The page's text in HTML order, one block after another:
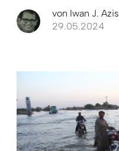
von Iwan J. Azis
29.05.2024